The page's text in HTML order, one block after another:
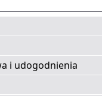
i udogodnienia